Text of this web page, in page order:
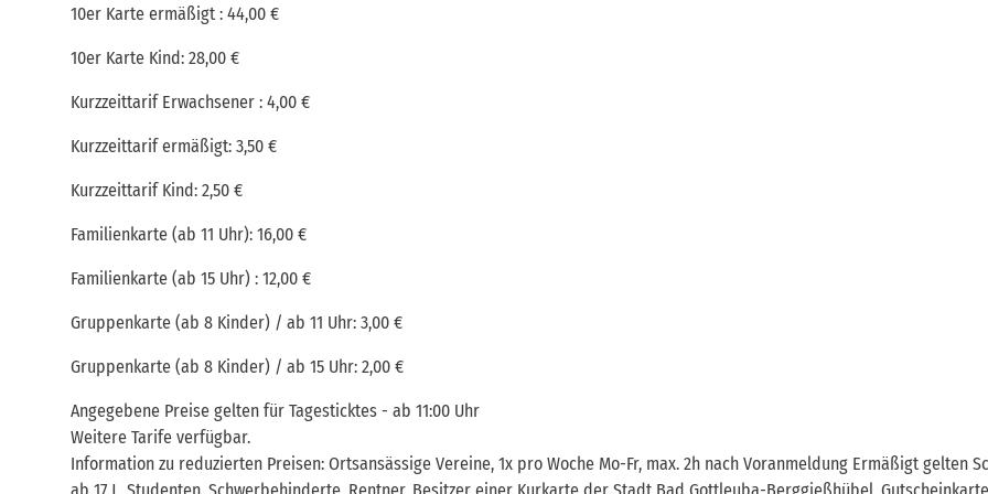
10er Karte ermäßigt : 44,00 €
10er Karte Kind: 28,00 €
Kurzzeittarif Erwachsener : 4,00 €
Kurzzeittarif ermäßigt: 3,50 €
Kurzzeittarif Kind: 2,50 €
Familienkarte (ab 11 Uhr): 16,00 €
Familienkarte (ab 15 Uhr) : 12,00 €
Gruppenkarte (ab 8 Kinder) / ab 11 Uhr: 3,00 €
Gruppenkarte (ab 8 Kinder) / ab 15 Uhr: 2,00 €
Angegebene Preise gelten für Tagesticktes - ab 11:00 Uhr
Weitere Tarife verfügbar.
Information zu reduzierten Preisen: Ortsansässige Vereine, 1x pro Woche Mo-Fr, max. 2h nach Voranmeldung Ermäßigt gelten
ab 17 J., Studenten, Schwerbehinderte, Rentner, Besitzer einer Kurkarte der Stadt Bad Gottleuba-Berggießhübel,